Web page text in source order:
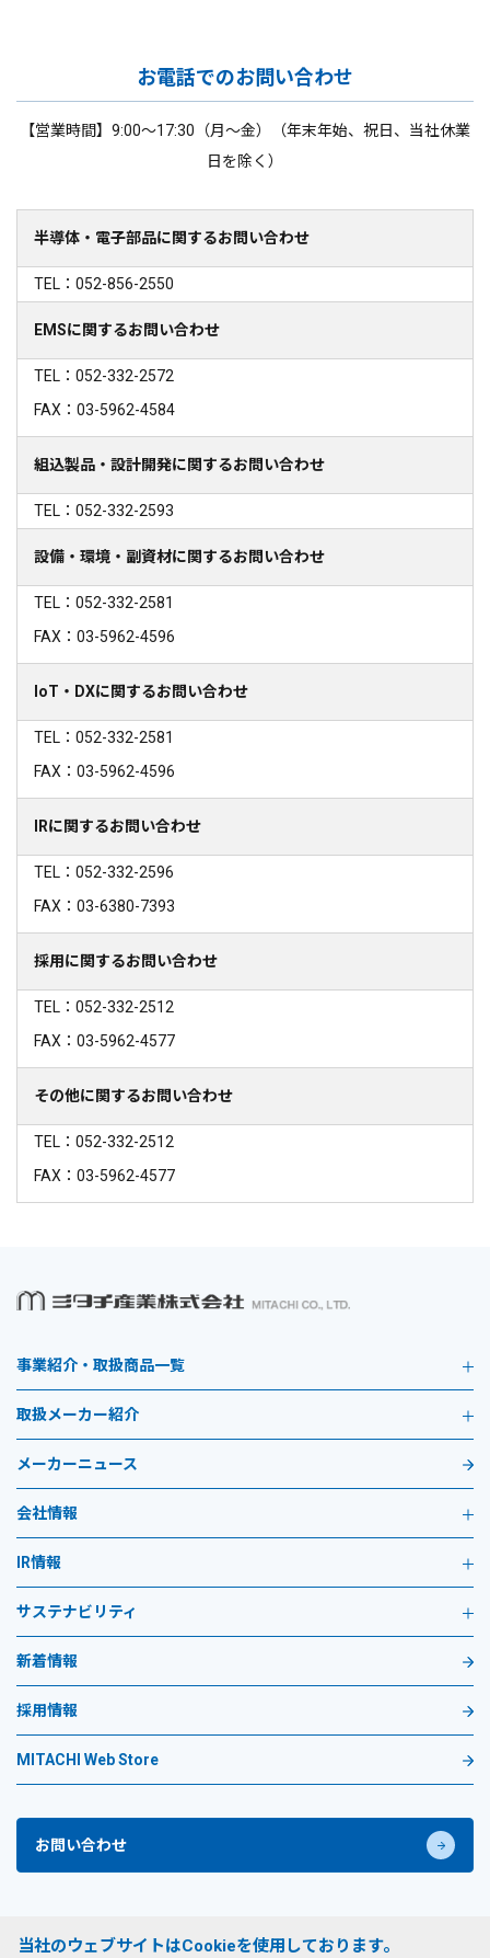
お電話でのお問い合わせ
【営業時間】9:00～17:30（月～金）（年末年始、祝日、当社休業
日を除く）
半導体・電子部品に関するお問い合わせ
TEL：052-856-2550
EMSに関するお問い合わせ
TEL：052-332-2572
FAX：03-5962-4584
組込製品・設計開発に関するお問い合わせ
TEL：052-332-2593
設備・環境・副資材に関するお問い合わせ
TEL：052-332-2581
FAX：03-5962-4596
IoT・DXに関するお問い合わせ
TEL：052-332-2581
FAX：03-5962-4596
IRに関するお問い合わせ
TEL：052-332-2596
FAX：03-6380-7393
採用に関するお問い合わせ
TEL：052-332-2512
FAX：03-5962-4577
その他に関するお問い合わせ
TEL：052-332-2512
FAX：03-5962-4577
事業紹介・取扱商品一覧
取扱メーカー紹介
メーカーニュース
会社情報
IR情報
サステナビリティ
新着情報
採用情報
MITACHI Web Store
お問い合わせ
当社のウェブサイトはCookieを使用しております。